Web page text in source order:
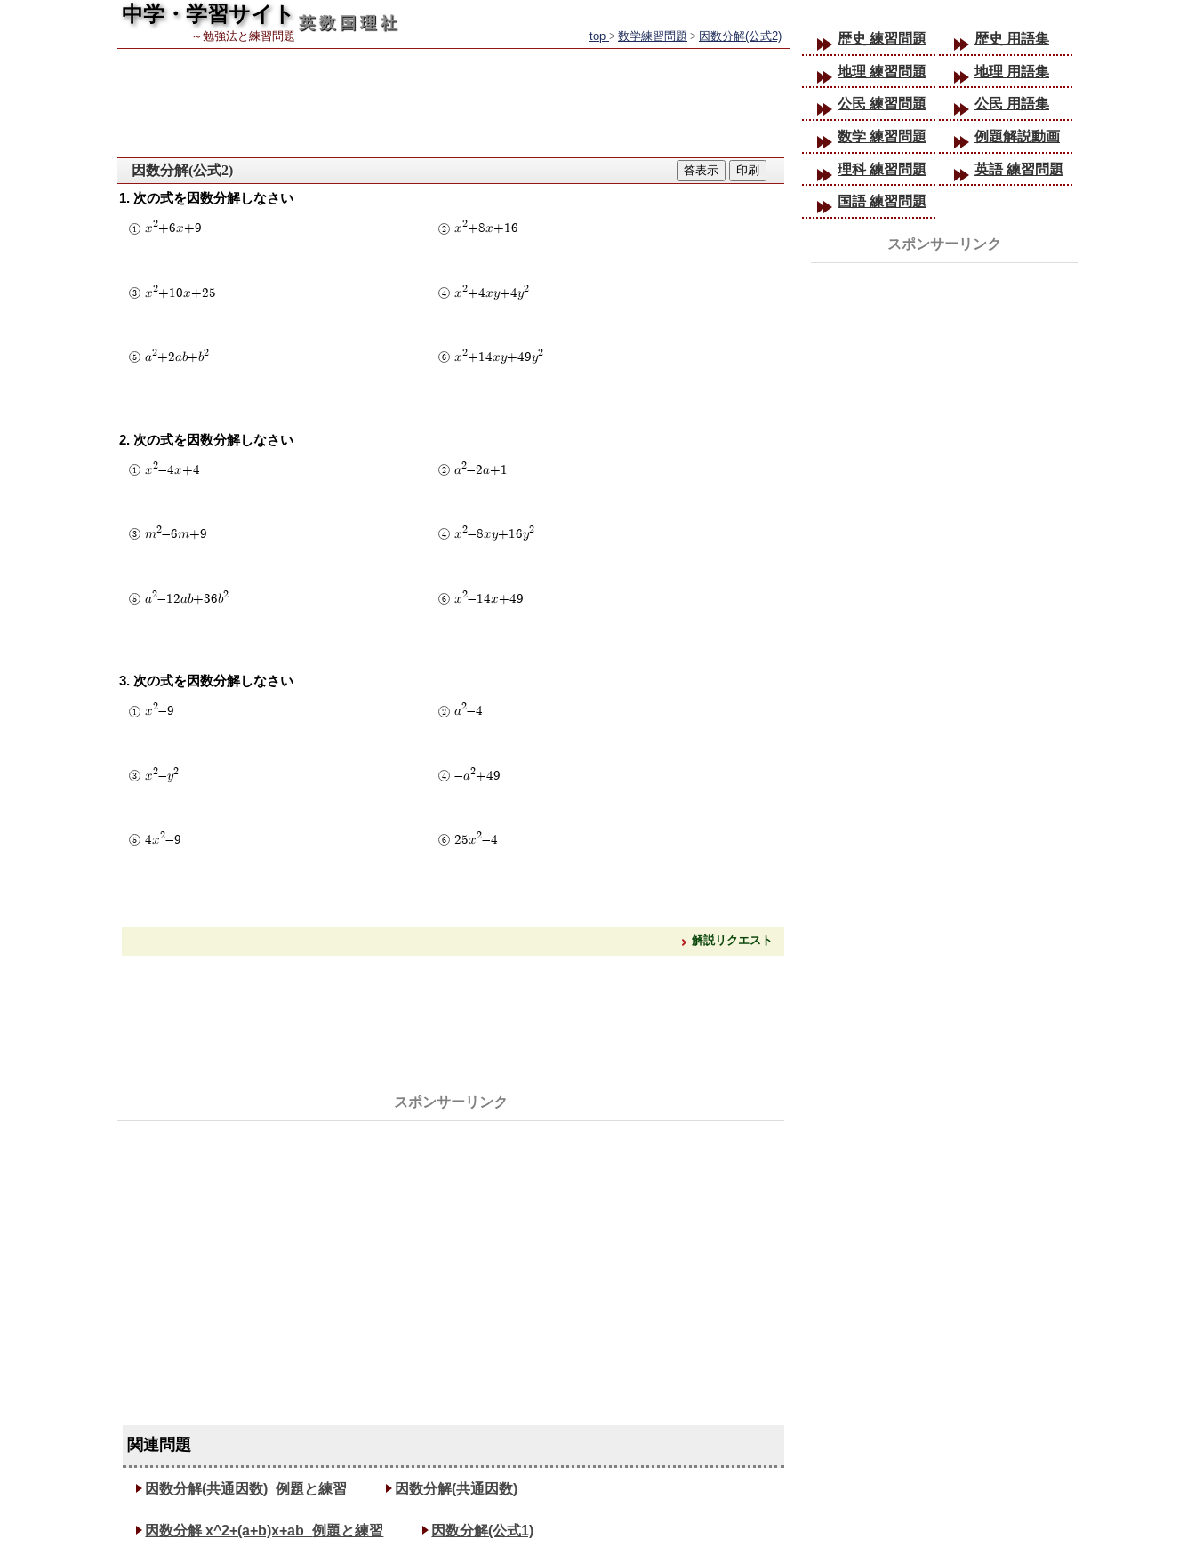
中学・学習サイト
～勉強法と練習問題
英 数 国 理 社
top > 数学練習問題 > 因数分解(公式2) 歴史 練習問題 歴史 用語集
地理 練習問題 地理 用語集
公民 練習問題 公民 用語集
数学 練習問題 例題解説動画
理科 練習問題 英語 練習問題
国語 練習問題
因数分解(公式2)
1. 次の式を因数分解しなさい
x2+6x+9 x2+8x+16
x2+10x+25 x2+4xy+4y2
a2+2ab+b2 x2+14xy+49y2
2. 次の式を因数分解しなさい
x2-4x+4 a2-2a+1
m2-6m+9 x2-8xy+16y2
a2-12ab+36b2 x2-14x+49
3. 次の式を因数分解しなさい
x2-9 a2-4
x2-y2 -a2+49
4x2-9 25x2-4
解説リクエスト
因数分解(共通因数)_例題と練習 因数分解(共通因数)
因数分解 x^2+(a+b)x+ab_例題と練習 因数分解(公式1)